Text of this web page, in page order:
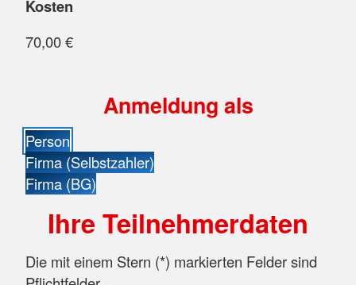
Kosten
70,00 €
Anmeldung als
Person
Firma (Selbstzahler)
Firma (BG)
Ihre Teilnehmerdaten
Die mit einem Stern (*) markierten Felder sind